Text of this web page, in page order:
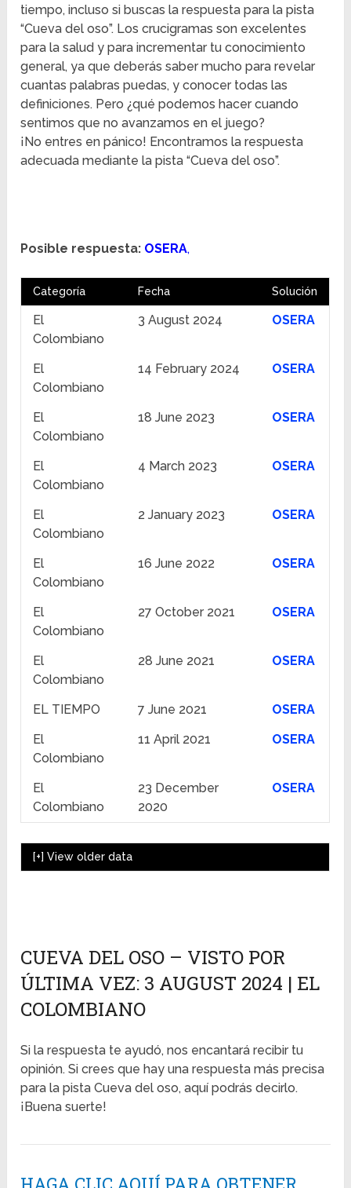
tiempo, incluso si buscas la respuesta para la pista
“Cueva del oso”. Los crucigramas son excelentes
para la salud y para incrementar tu conocimiento
general, ya que deberás saber mucho para revelar
cuantas palabras puedas, y conocer todas las
definiciones. Pero ¿qué podemos hacer cuando
sentimos que no avanzamos en el juego?
¡No entres en pánico! Encontramos la respuesta
adecuada mediante la pista “Cueva del oso”.
Posible respuesta: OSERA,
Categoría Fecha Solución
El
Colombiano
3 August 2024 OSERA
El
Colombiano
14 February 2024 OSERA
El
Colombiano
18 June 2023 OSERA
El
Colombiano
4 March 2023 OSERA
El
Colombiano
2 January 2023 OSERA
El
Colombiano
16 June 2022 OSERA
El
Colombiano
27 October 2021 OSERA
El
Colombiano
28 June 2021 OSERA
EL TIEMPO 7 June 2021
OSERA
El
Colombiano
11 April 2021 OSERA
El
Colombiano
23 December
2020
OSERA
[+]View older data
CUEVA DEL OSO – VISTO POR
ÚLTIMA VEZ: 3 AUGUST 2024 | EL
COLOMBIANO
Si la respuesta te ayudó, nos encantará recibir tu
opinión. Si crees que hay una respuesta más precisa
para la pista Cueva del oso, aquí podrás decirlo.
¡Buena suerte!